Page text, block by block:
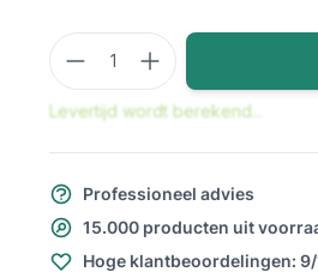
Aantal
Levertijd wordt berekend...
Professioneel advies
15.000 producten uit
Hoge klantbeoordelingen: